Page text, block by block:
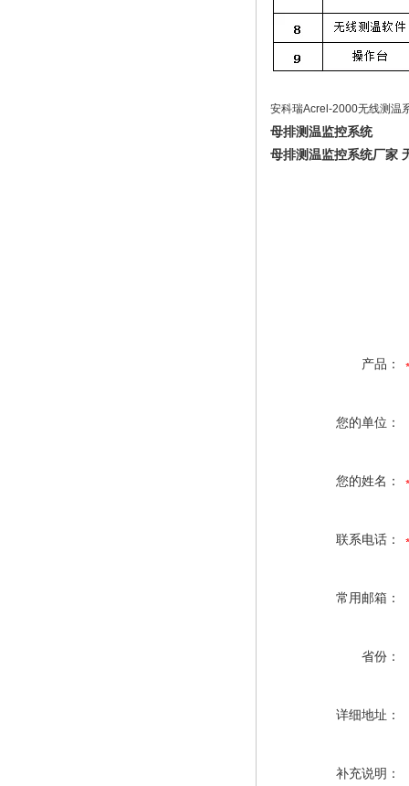
安科瑞Acrel-2000无线测温
母排测温监控系统
母排测温监控系统厂家
产品：
您的单位：
您的姓名：
联系电话：
常用邮箱：
省份：
详细地址：
补充说明：